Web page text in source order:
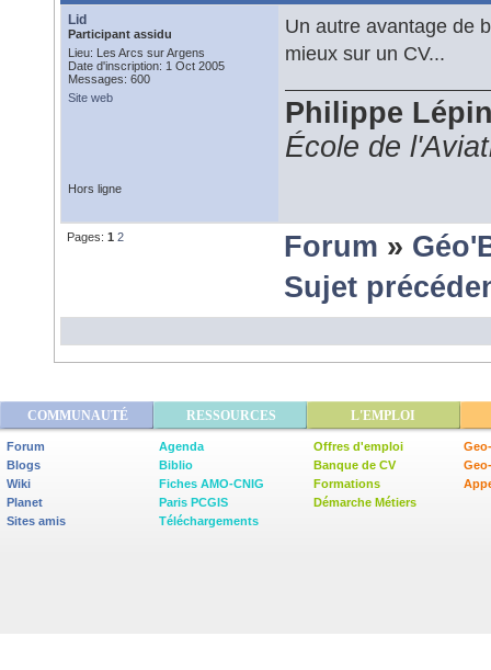
Lid
Participant assidu
Lieu: Les Arcs sur Argens
Date d'inscription: 1 Oct 2005
Messages: 600
Site web
Un autre avantage de
mieux sur un CV...
Philippe
École de
Hors ligne
Pages: 1 2 Forum »
Sujet
COMMUNAUTÉ RESSOURCES L'EMPLOI
Forum
Blogs
Wiki
Planet
Sites amis
Agenda
Biblio
Fiches AMO-CNIG
Paris PCGIS
Téléchargements
Offres d'emploi
Banque de CV
Formations
Démarche Métiers